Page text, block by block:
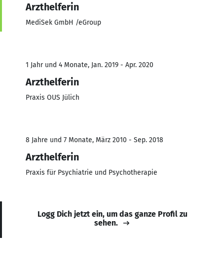
Arzthelferin
MediSek GmbH /eGroup
1 Jahr und 4 Monate, Jan. 2019 - Apr. 2020
Arzthelferin
Praxis OUS Jülich
8 Jahre und 7 Monate, März 2010 - Sep. 2018
Arzthelferin
Praxis für Psychiatrie und Psychotherapie
Logg Dich jetzt ein, um das ganze Profil zu
sehen.